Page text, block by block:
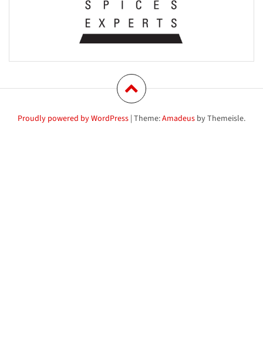
Proudly powered by WordPress | Theme:Amadeus by Themeisle.